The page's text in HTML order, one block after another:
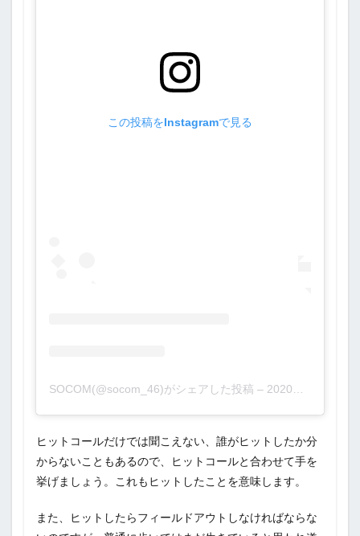
この投稿をInstagramで見る
SOCOM(@socom_46)がシェアした投稿 – 2020年 7月月15日午後6時31分PDT
ヒットコールだけでは聞こえない、誰がヒットしたか分
からないこともあるので、ヒットコールと合わせて手を
挙げましょう。これもヒットしたことを意味します。
また、ヒットしたらフィールドアウトしなければならな